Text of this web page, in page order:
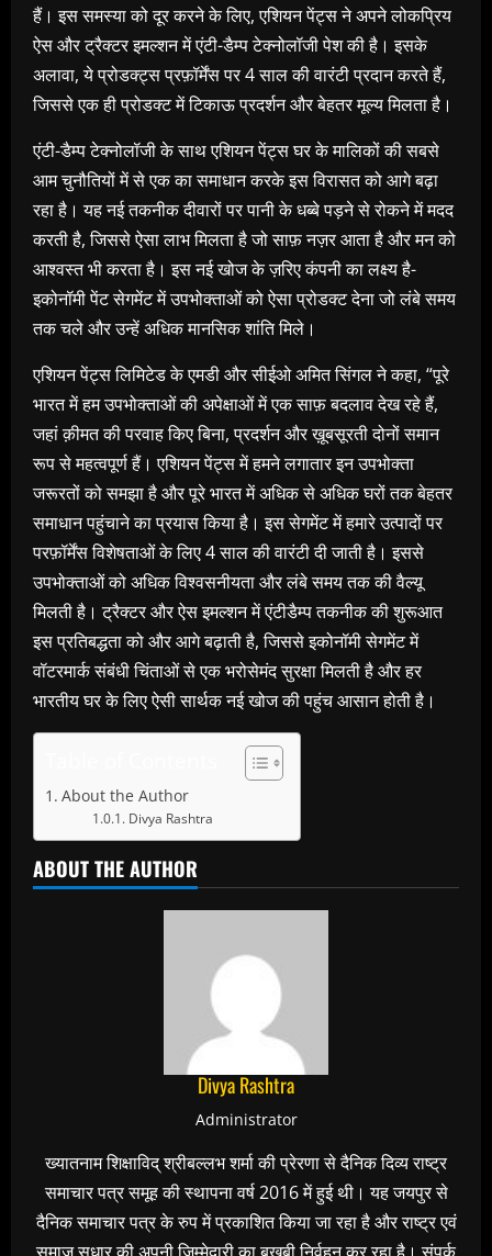
हैं। इस समस्या को दूर करने के लिए, एशियन पेंट्स ने अपने लोकप्रिय
ऐस और ट्रैक्टर इमल्शन में एंटी-डैम्प टेक्नोलॉजी पेश की है। इसके
अलावा, ये प्रोडक्ट्स प्रफ़ॉर्मेंस पर 4 साल की वारंटी प्रदान करते हैं,
जिससे एक ही प्रोडक्ट में टिकाऊ प्रदर्शन और बेहतर मूल्य मिलता है।
एंटी-डैम्प टेक्नोलॉजी के साथ एशियन पेंट्स घर के मालिकों की सबसे
आम चुनौतियों में से एक का समाधान करके इस विरासत को आगे बढ़ा
रहा है। यह नई तकनीक दीवारों पर पानी के धब्बे पड़ने से रोकने में मदद
करती है, जिससे ऐसा लाभ मिलता है जो साफ़ नज़र आता है और मन को
आश्वस्त भी करता है। इस नई खोज के ज़रिए कंपनी का लक्ष्य है-
इकोनॉमी पेंट सेगमेंट में उपभोक्ताओं को ऐसा प्रोडक्ट देना जो लंबे समय
तक चले और उन्हें अधिक मानसिक शांति मिले।
एशियन पेंट्स लिमिटेड के एमडी और सीईओ अमित सिंगल ने कहा, “पूरे
भारत में हम उपभोक्ताओं की अपेक्षाओं में एक साफ़ बदलाव देख रहे हैं,
जहां क़ीमत की परवाह किए बिना, प्रदर्शन और ख़ूबसूरती दोनों समान
रूप से महत्वपूर्ण हैं। एशियन पेंट्स में हमने लगातार इन उपभोक्ता
जरूरतों को समझा है और पूरे भारत में अधिक से अधिक घरों तक बेहतर
समाधान पहुंचाने का प्रयास किया है। इस सेगमेंट में हमारे उत्पादों पर
परफ़ॉर्मेंस विशेषताओं के लिए 4 साल की वारंटी दी जाती है। इससे
उपभोक्ताओं को अधिक विश्वसनीयता और लंबे समय तक की वैल्यू
मिलती है। ट्रैक्टर और ऐस इमल्शन में एंटीडैम्प तकनीक की शुरूआत
इस प्रतिबद्धता को और आगे बढ़ाती है, जिससे इकोनॉमी सेगमेंट में
वॉटरमार्क संबंधी चिंताओं से एक भरोसेमंद सुरक्षा मिलती है और हर
भारतीय घर के लिए ऐसी सार्थक नई खोज की पहुंच आसान होती है।
About the Author
Divya Rashtra
ABOUT THE AUTHOR
Divya Rashtra
Administrator
ख्यातनाम शिक्षाविद् श्रीबल्लभ शर्मा की प्रेरणा से दैनिक दिव्य राष्ट्र
समाचार पत्र समूह की स्थापना वर्ष 2016 में हुई थी। यह जयपुर से
दैनिक समाचार पत्र के रुप में प्रकाशित किया जा रहा है और राष्ट्र एवं